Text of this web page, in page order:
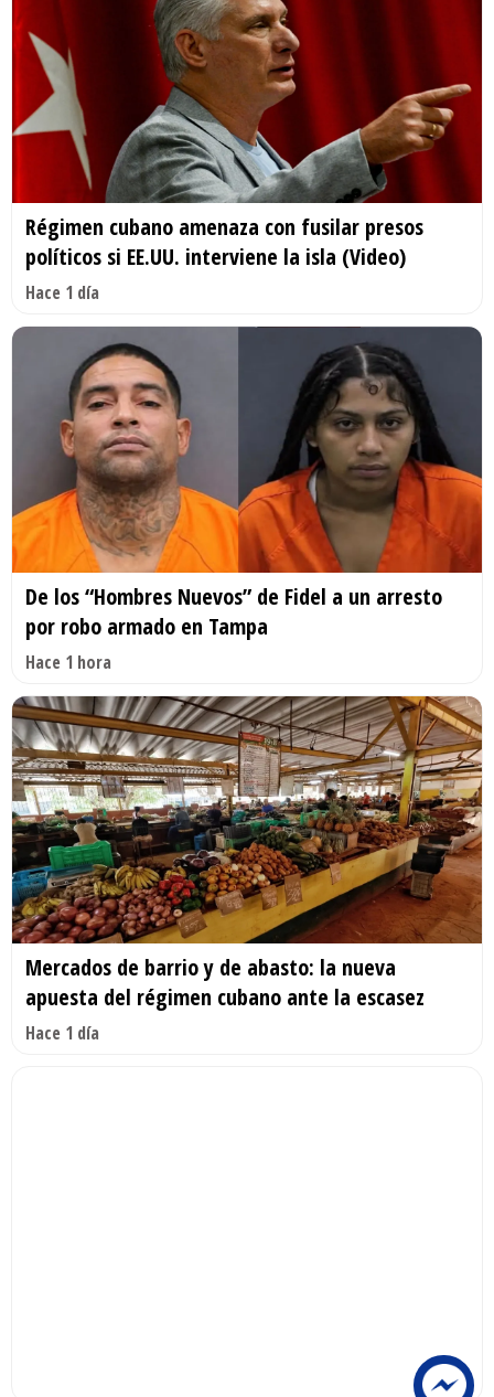
Régimen cubano amenaza con fusilar presos
políticos si EE.UU. interviene la isla (Video)
Hace 1 día
De los “Hombres Nuevos” de Fidel a un arresto
por robo armado en Tampa
Hace 1 hora
Mercados de barrio y de abasto: la nueva
apuesta del régimen cubano ante la escasez
Hace 1 día